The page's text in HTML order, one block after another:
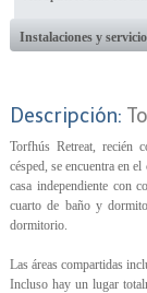
Instalaciones y
Descripción:
Torfhús Retreat, recién
césped, se encuentra en
casa independiente con
cuarto de baño y
dormitorio.
Las áreas compartidas
Incluso hay un lugar